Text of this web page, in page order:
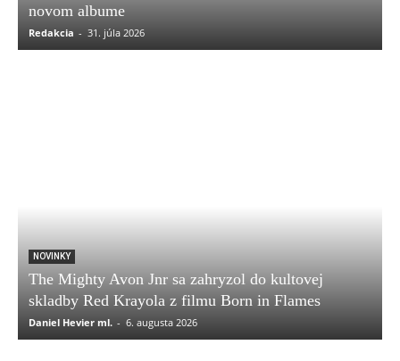
novom albume
Redakcia - 31. júla 2026
NOVINKY
The Mighty Avon Jnr sa zahryzol do kultovej
skladby Red Krayola z filmu Born in Flames
Daniel Hevier ml. - 6. augusta 2026